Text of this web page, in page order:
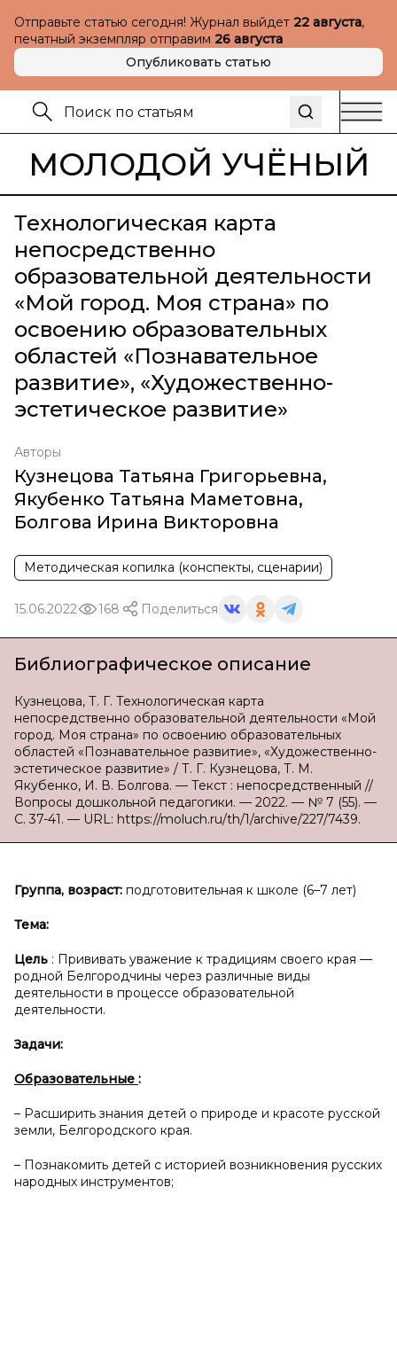
Отправьте статью сегодня! Журнал выйдет 22 августа,
печатный экземпляр отправим 26 августа
Опубликовать статью
МОЛОДОЙ УЧЁНЫЙ
Технологическая карта
непосредственно
образовательной деятельности
«Мой город. Моя страна» по
освоению образовательных
областей «Познавательное
развитие», «Художественно-
эстетическое развитие»
Авторы
Кузнецова Татьяна Григорьевна,
Якубенко Татьяна Маметовна,
Болгова Ирина Викторовна
Методическая копилка (конспекты, сценарии)
15.06.2022 168 Поделиться
Библиографическое описание
Кузнецова, Т. Г. Технологическая карта
непосредственно образовательной деятельности «Мой
город. Моя страна» по освоению образовательных
областей «Познавательное развитие», «Художественно-
эстетическое развитие» / Т. Г. Кузнецова, Т. М.
Якубенко, И. В. Болгова. — Текст : непосредственный //
Вопросы дошкольной педагогики. — 2022. — № 7 (55). —
С. 37-41. — URL: https://moluch.ru/th/1/archive/227/7439.
Группа, возраст: подготовительная к школе (6–7 лет)
Тема:
Цель : Прививать уважение к традициям своего края —
родной Белгородчины через различные виды
деятельности в процессе образовательной
деятельности.
Задачи:
Образовательные :
– Расширить знания детей о природе и красоте русской
земли, Белгородского края.
– Познакомить детей с историей возникновения русских
народных инструментов;